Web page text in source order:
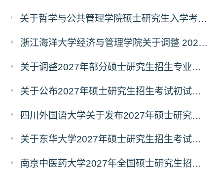
关于哲学与公共管理学院硕士研究生入学考试（初试） 考试科目及参考书目变更的通知（二）
浙江海洋大学经济与管理学院关于调整 2027年硕士研究生招生考试初试科目的公告
关于调整2027年部分硕士研究生招生专业初试考试科目的公告（持续更新中）
关于公布2027年硕士研究生招生考试初试自命题科目考试大纲的通知
四川外国语大学关于发布2027年硕士研究生招生考试自命题科目大纲的公告
关于东华大学2027年硕士研究生招生考试（初试）招生目录拟调整公告（一）
南京中医药大学2027年全国硕士研究生招生考试初试自命题科目考试内容及参考书目